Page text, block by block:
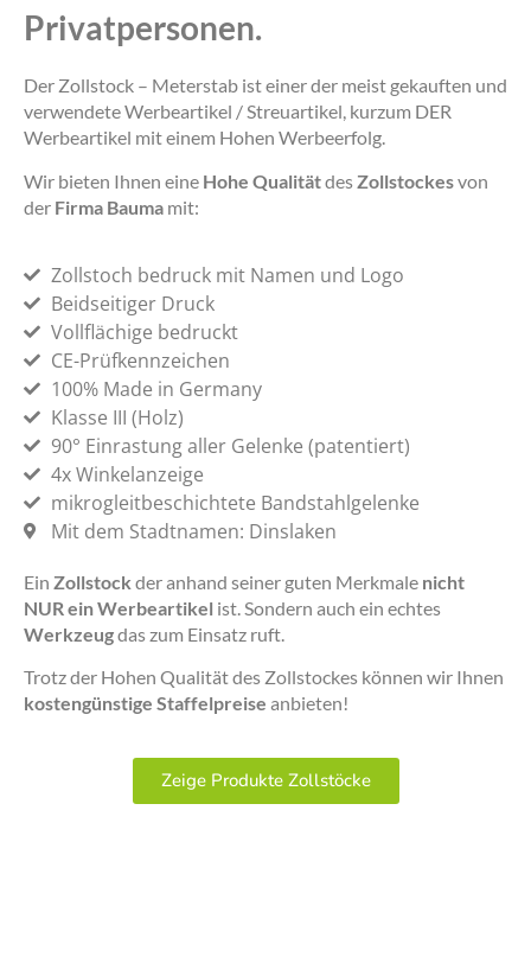
Privatpersonen.
Der Zollstock – Meterstab ist einer der meist gekauften und
verwendete Werbeartikel / Streuartikel, kurzum DER
Werbeartikel mit einem Hohen Werbeerfolg.
Wir bieten Ihnen eine Hohe Qualitätdes Zollstockesvon
der Firma Bauma mit:
Zollstoch bedruck mit Namen und Logo
Beidseitiger Druck
Vollflächige bedruckt
CE-Prüfkennzeichen
100% Made in Germany
Klasse III (Holz)
90° Einrastung aller Gelenke (patentiert)
4x Winkelanzeige
mikrogleitbeschichtete Bandstahlgelenke
Mit dem Stadtnamen: Dinslaken
Ein Zollstock der anhand seiner guten Merkmale nicht
NUR ein Werbeartikel ist. Sondern auch ein echtes
Werkzeugdas zum Einsatz ruft.
Trotz der Hohen Qualität des Zollstockes können wir Ihnen
kostengünstige Staffelpreise anbieten!
Zeige Produkte Zollstöcke